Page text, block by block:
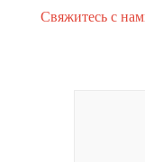
Свяжитесь с